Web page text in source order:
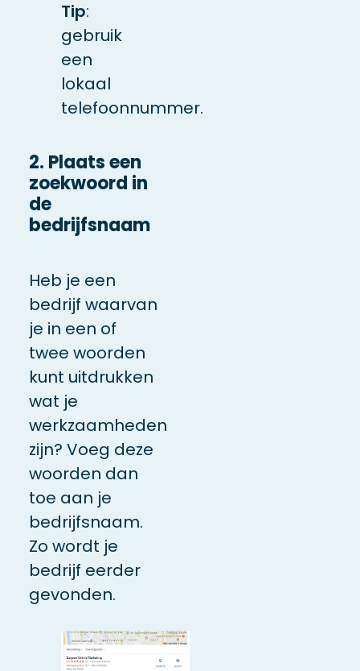
Tip:
gebruik
een
lokaal
telefoonnummer.
2. Plaats een
zoekwoord in
de
bedrijfsnaam
Heb je een
bedrijf waarvan
je in een of
twee woorden
kunt uitdrukken
wat je
werkzaamheden
zijn? Voeg deze
woorden dan
toe aan je
bedrijfsnaam.
Zo wordt je
bedrijf eerder
gevonden.